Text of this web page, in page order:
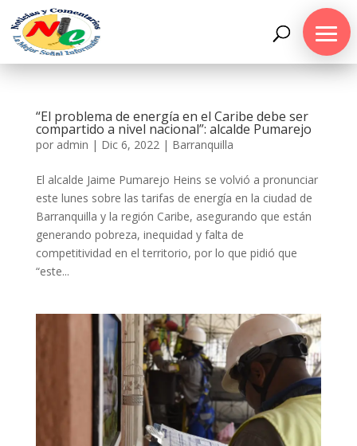
“El problema de energía en el Caribe debe ser
compartido a nivel nacional”: alcalde Pumarejo
por admin | Dic 6, 2022| Barranquilla
El alcalde Jaime Pumarejo Heins se volvió a pronunciar
este lunes sobre las tarifas de energía en la ciudad de
Barranquilla y la región Caribe, asegurando que están
generando pobreza, inequidad y falta de
competitividad en el territorio, por lo que pidió que
“este...